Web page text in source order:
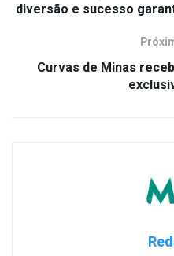
diversão e sucesso
Curvas de Minas